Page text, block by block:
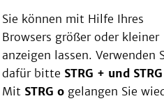
Sie können mit Hilfe Ihres
Browsers größer oder kleiner
anzeigen lassen. Verwenden
dafür bitte STRG + und
Mit STRG o gelangen Sie
Medizinwesen (KIM)